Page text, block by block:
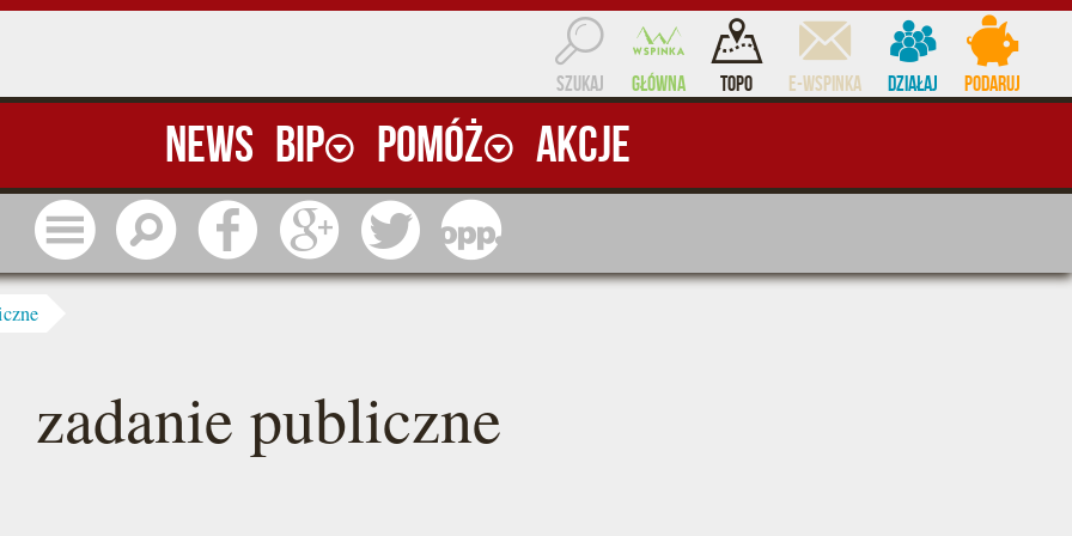
Szukaj Główna Topo e-WSPINKA Działaj Podaruj
News BIP Pomóż Akcje
Menu Szukaj Facebook Google Twitter
zadanie publiczne